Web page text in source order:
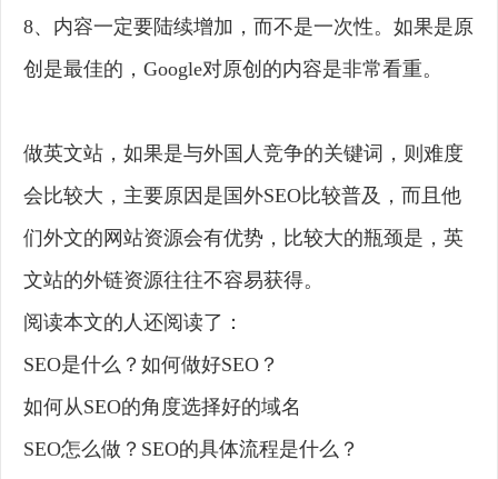
8、内容一定要陆续增加，而不是一次性。如果是原
创是最佳的，Google对原创的内容是非常看重。
做英文站，如果是与外国人竞争的关键词，则难度
会比较大，主要原因是国外SEO比较普及，而且他
们外文的网站资源会有优势，比较大的瓶颈是，英
文站的外链资源往往不容易获得。
阅读本文的人还阅读了：
SEO是什么？如何做好SEO？
如何从SEO的角度选择好的域名
SEO怎么做？SEO的具体流程是什么？